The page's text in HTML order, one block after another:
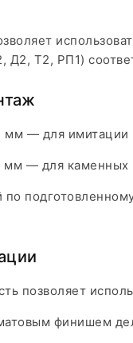
Т2, РП1)
— для имитации
мм — для каменных
позволяет
финишем